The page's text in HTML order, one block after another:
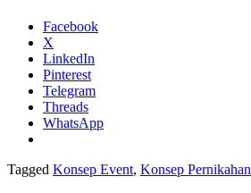
Facebook
X
LinkedIn
Pinterest
Telegram
Threads
WhatsApp
Tagged Konsep Event, Konsep Pernikahan